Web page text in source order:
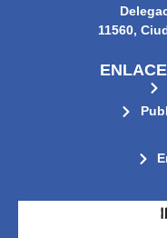
11560,